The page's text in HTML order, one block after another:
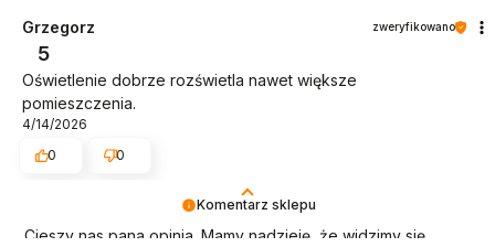
Komentarz sklepu
Cieszy nas pana opinia. Mamy nadzieję, że widzimy się
Grzegorz zweryfikowano
5
Oświetlenie dobrze rozświetla nawet większe
pomieszczenia.
4/14/2026
0
0